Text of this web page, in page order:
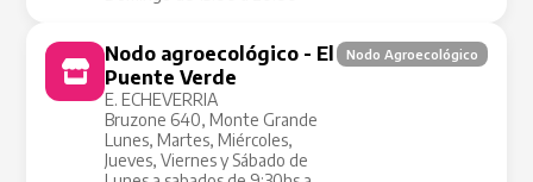
Nodo agroecológico - El
Puente Verde
E. ECHEVERRIA
Bruzone 640, Monte Grande
Lunes, Martes, Miércoles,
Jueves, Viernes y Sábado de
Nodo Agroecológico